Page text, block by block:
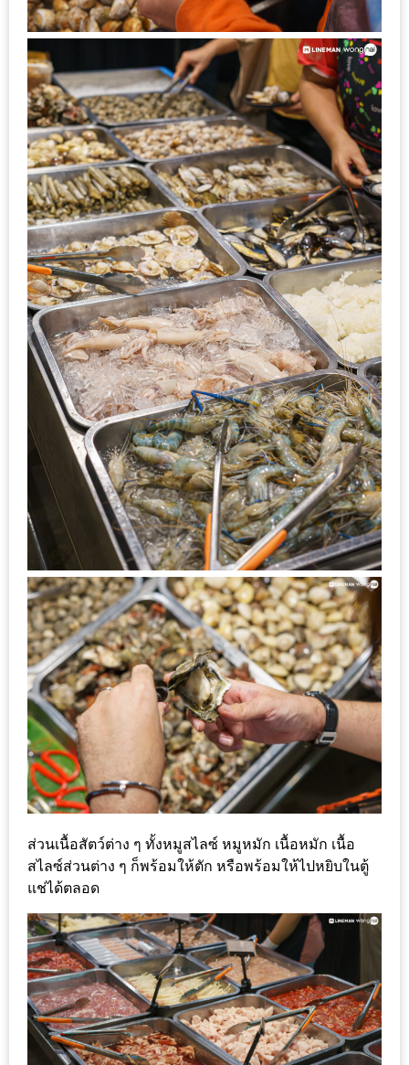
TOP
รีวิว
ร้าน
อาหาร
ที่
เข้า
ชม
มาก
ที่สุด
ประจำ
ปี
2557
กิจกรรม
ชิง
รางวัล
กับ
สมาชิก
ENEWS
ชวน
หิว
ข้าว
อะไร
เอ่ย
อร่อย
ที่สุด?
งาน
เรื่อง
บ้าน
ทุก
คน
ต้อง
มา
พบ
สินค้า
ส่วนเนื้อสัตว์ต่าง ๆ ทั้งหมูสไลซ์ หมูหมัก เนื้อหมัก เนื้อ
สไลซ์ส่วนต่าง ๆ ก็พร้อมให้ตัก หรือพร้อมให้ไปหยิบในตู้
แช่ได้ตลอด